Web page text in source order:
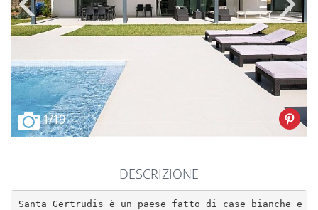
1/19
DESCRIZIONE
Santa Gertrudis è un paese fatto di case bianche